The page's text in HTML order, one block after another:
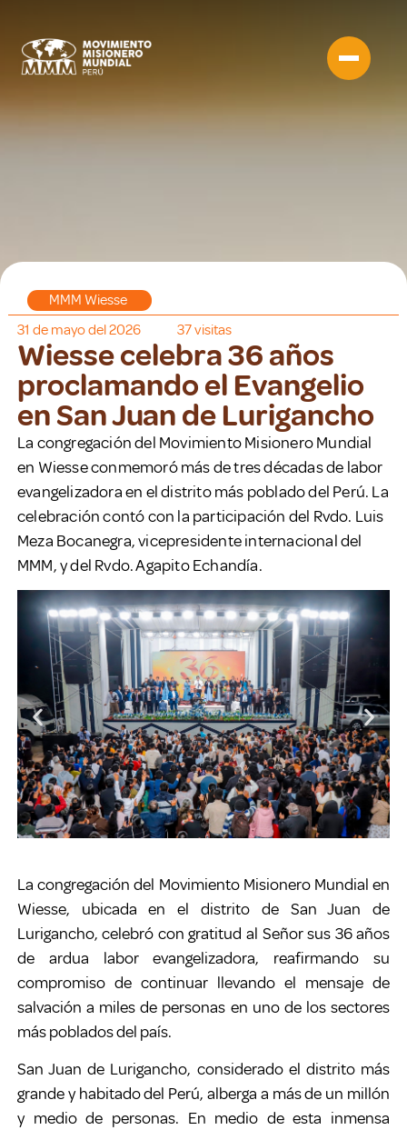
MMM Wiesse
31 de mayo del 2026
37visitas
Wiesse celebra 36 años
proclamando el Evangelio
en San Juan de Lurigancho
La congregación del Movimiento Misionero Mundial
en Wiesse conmemoró más de tres décadas de labor
evangelizadora en el distrito más poblado del Perú. La
celebración contó con la participación del Rvdo. Luis
Meza Bocanegra, vicepresidente internacional del
MMM, y del Rvdo. Agapito Echandía.
La congregación del Movimiento Misionero Mundial en
Wiesse, ubicada en el distrito de San Juan de
Lurigancho, celebró con gratitud al Señor sus 36 años
de ardua labor evangelizadora, reafirmando su
compromiso de continuar llevando el mensaje de
salvación a miles de personas en uno de los sectores
más poblados del país.
San Juan de Lurigancho, considerado el distrito más
grande y habitado del Perú, alberga a más de un millón
y medio de personas. En medio de esta inmensa